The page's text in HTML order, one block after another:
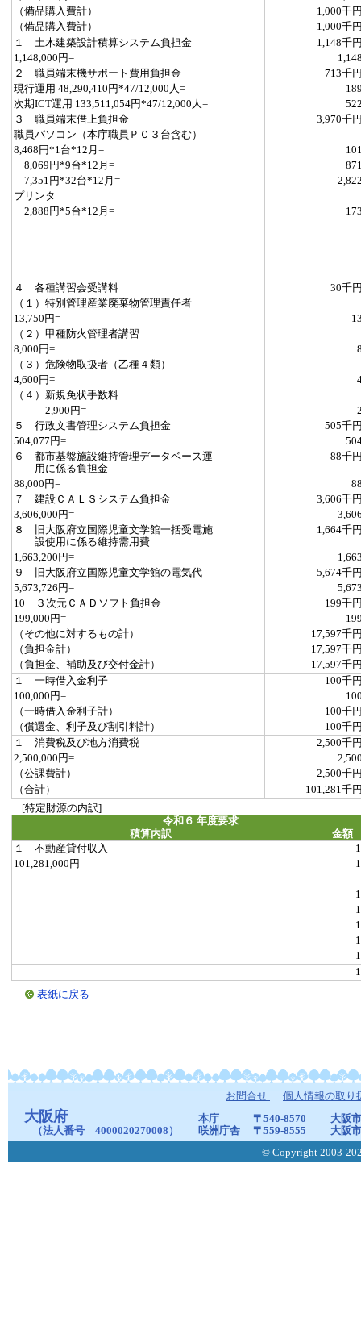
（備品購入費計）
1,000千
（備品購入費計）
1,000千
１ 土木建築設計積算システム負担金
1,148千
1,148,000円=
２ 職員端末機サポート費用負担金
713千
現行運用 48,290,410円*47/12,000人=
次期ICT運用 133,511,054円*47/12,000人=
３ 職員端末借上負担金
3,970千
職員パソコン（本庁職員ＰＣ３台含む）
8,468円*1台*12月=
8,069円*9台*12月=
7,351円*32台*12月=
プリンタ
2,888円*5台*12月=
４ 各種講習会受講料
30千
（１）特別管理産業廃棄物管理責任者
13,750円=
（２）甲種防火管理者講習
8,000円=
（３）危険物取扱者（乙種４類）
4,600円=
（４）新規免状手数料
2,900円=
５ 行政文書管理システム負担金
505千
504,077円=
６ 都市基盤施設維持管理データベース運
用に係る負担金
88千
88,000円=
７ 建設ＣＡＬＳシステム負担金
3,606千
3,606,000円=
８ 旧大阪府立国際児童文学館一括受電施
設使用に係る維持需用費
1,664千
1,663,200円=
９ 旧大阪府立国際児童文学館の電気代
5,674千
5,673,726円=
10 ３次元ＣＡＤソフト負担金
199千
199,000円=
（その他に対するもの計）
17,597千
（負担金計）
17,597千
（負担金、補助及び交付金計）
17,597千
１ 一時借入金利子
100千
100,000円=
（一時借入金利子計）
100千
（償還金、利子及び割引料計）
100千
１ 消費税及び地方消費税
2,500千
2,500,000円=
（公課費計）
2,500千
（合計）
101,281千
[特定財源の内訳]
令和６ 年度要求
積算内訳
金額
１ 不動産貸付収入
101,281,000円
表紙に戻る
お問合せ 個人情報の取り
大阪府
（法人番号 4000020270008）
本庁 〒540-8570
大阪
咲洲庁舎
〒559-8555
大阪
© Copyright 2003-